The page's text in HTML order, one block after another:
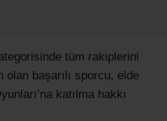
tüm rakiplerini
olan başarılı sporcu, elde
katılma hakkı